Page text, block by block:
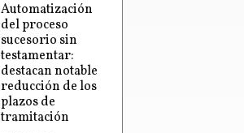
Automatización
del proceso
sucesorio sin
testamentar:
destacan notable
reducción de los
plazos de
tramitación